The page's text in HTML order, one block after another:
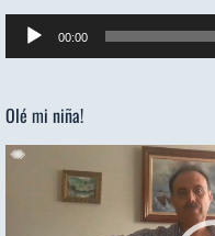
Reproductor
de
00:00
Olé mi niña!
Reproductor